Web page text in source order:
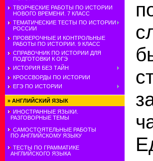
ТВОРЧЕСКИЕ РАБОТЫ ПО ИСТОРИИ
НОВОГО ВРЕМЕНИ. 7 КЛАСС
ТЕМАТИЧЕСКИЕ ТЕСТЫ ПО ИСТОРИИ
РОССИИ
ПРОВЕРОЧНЫЕ И КОНТРОЛЬНЫЕ
РАБОТЫ ПО ИСТОРИИ. 9 КЛАСС
СПРАВОЧНИК ПО ИСТОРИИ ДЛЯ
ПОДГОТОВКИ К ОГЭ
ИСТОРИЯ БЕЗ ТАЙН
КРОССВОРДЫ ПО ИСТОРИИ
ЕГЭ ПО ИСТОРИИ
» АНГЛИЙСКИЙ ЯЗЫК
ИНОСТРАННЫЕ ЯЗЫКИ.
РАЗГОВОРНЫЕ ТЕМЫ
САМОСТОЯТЕЛЬНЫЕ РАБОТЫ
ПО АНГЛИЙСКОМУ ЯЗЫКУ
ТЕСТЫ ПО ГРАММАТИКЕ
АНГЛИЙСКОГО ЯЗЫКА